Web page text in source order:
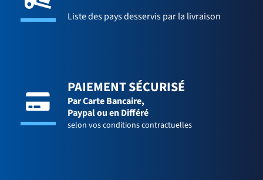
Liste des pays desservis par la livraison
PAIEMENT SÉCURISÉ
Par Carte Bancaire,
Paypal ou en Différé
selon vos conditions contractuelles